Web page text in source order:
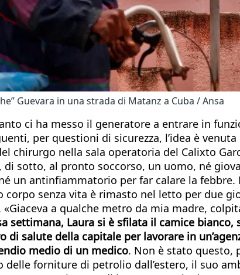
Guevara in una strada di Matanz a Cuba / Ansa
ci ha messo il generatore a entrare in
per questioni di sicurezza, l’idea è
chirurgo nella sala operatoria del Calixto
di sotto, al pronto soccorso, un uomo, né
un antinfiammatorio per far calare la
corpo senza vita è rimasto nel letto per due
a qualche metro da mia madre,
settimana, Laura si è sfilata il camice
di salute della capitale per lavorare in
medio di un medico. Non è stato questo,
delle forniture di petrolio dall’estero, il suo